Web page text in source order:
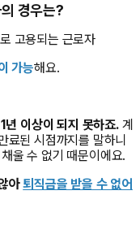
경우는?
고용되는 근로자
가능해요.
년 이상이 되지 못하죠.계
료된 시점까지를 말하니
울 수 없기 때문이에요.
아퇴직금을 받을 수 없어